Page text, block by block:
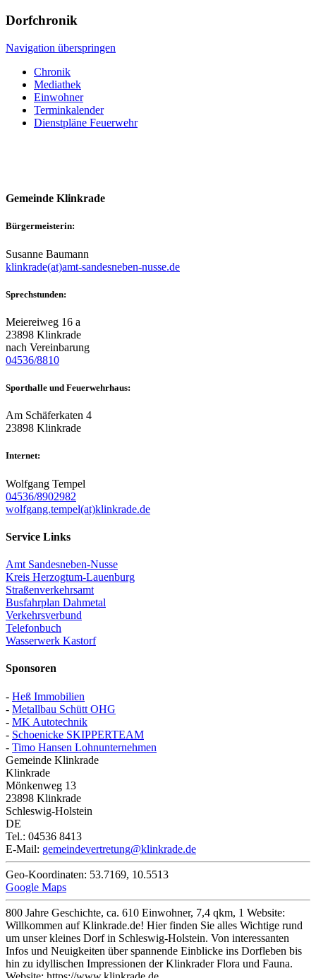
Dorfchronik
Navigation überspringen
Chronik
Mediathek
Einwohner
Terminkalender
Dienstpläne Feuerwehr
Gemeinde Klinkrade
Bürgermeisterin:
Susanne Baumann
klinkrade(at)amt-sandesneben-nusse.de
Sprechstunden:
Meiereiweg 16 a
23898 Klinkrade
nach Vereinbarung
04536/8810
Sporthalle und Feuerwehrhaus:
Am Schäferkaten 4
23898 Klinkrade
Internet:
Wolfgang Tempel
04536/8902982
wolfgang.tempel(at)klinkrade.de
Service Links
Amt Sandesneben-Nusse
Kreis Herzogtum-Lauenburg
Straßenverkehrsamt
Busfahrplan Dahmetal
Verkehrsverbund
Telefonbuch
Wasserwerk Kastorf
Sponsoren
- Heß Immobilien
- Metallbau Schütt OHG
- MK Autotechnik
- Schoenicke SKIPPERTEAM
- Timo Hansen Lohnunternehmen
Gemeinde Klinkrade
Klinkrade
Mönkenweg 13
23898 Klinkrade
Schleswig-Holstein
DE
Tel.: 04536 8413
E-Mail: gemeindevertretung@klinkrade.de
Geo-Koordinaten: 53.7169, 10.5513
Google Maps
800 Jahre Geschichte, ca. 610 Einwohner, 7,4 qkm, 1 Website:
Willkommen auf Klinkrade.de! Hier finden Sie alles Wichtige rund
um unser kleines Dorf in Schleswig-Holstein. Von interessanten
Infos und Neuigkeiten über spannende Einblicke ins Dorfleben bis
hin zu idyllischen Impressionen der Klinkrader Flora und Fauna.